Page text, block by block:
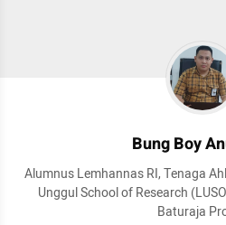
Bung Boy
Alumnus Lemhannas RI, Tenaga
Unggul School of Research
Baturaja